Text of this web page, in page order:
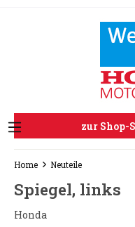
zur Shop-
Home Neuteile
Spiegel, links
Honda